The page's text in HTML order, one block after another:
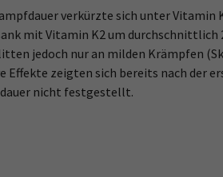
verkürzte sich unter Vitamin
mit Vitamin K2 um durchschnittlich
jedoch nur an milden Krämpfen
Effekte zeigten sich bereits nach der
nicht festgestellt.